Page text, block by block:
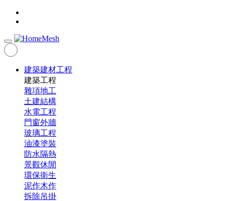
建築建材工程
建築工程
雜項地工
土建結構
水電工程
門窗外牆
玻璃工程
油漆塗裝
防水隔熱
景觀休閒
環保衛生
泥作木作
拆除吊掛